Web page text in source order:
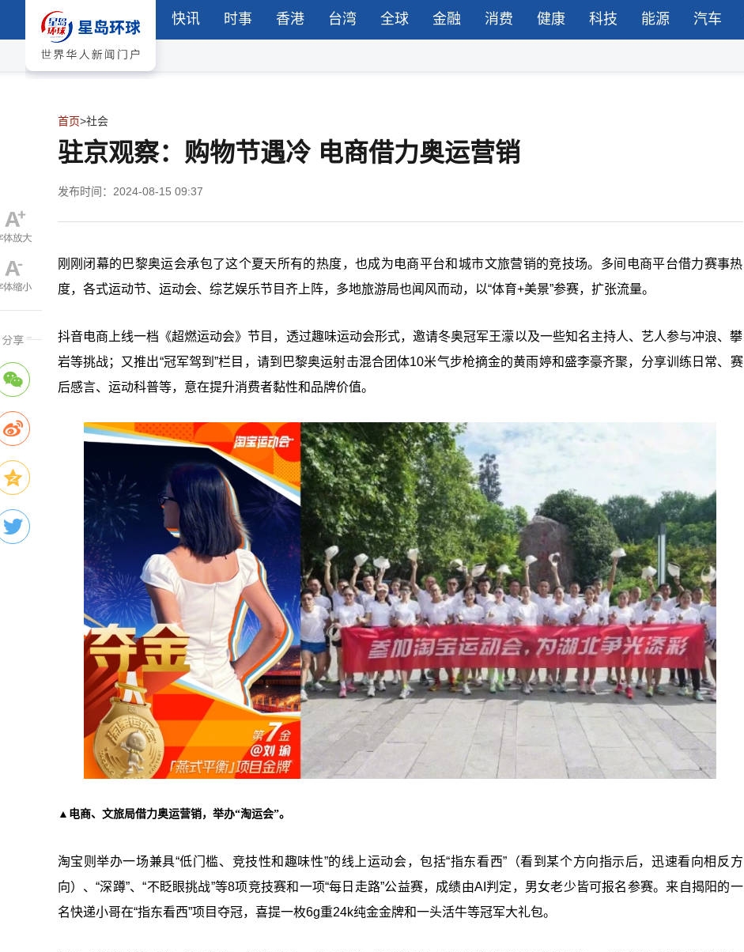
快讯 时事 香港 台湾 全球 金融 消费 健康 科技 能源 汽车
首页>社会
驻京观察：购物节遇冷 电商借力奥运营销
发布时间：2024-08-15 09:37
刚刚闭幕的巴黎奥运会承包了这个夏天所有的热度，也成为电商平台和城市文旅营销的竞技场。多间电商平台借力赛事热
度，各式运动节、运动会、综艺娱乐节目齐上阵，多地旅游局也闻风而动，以“体育+美景”参赛，扩张流量。
抖音电商上线一档《超燃运动会》节目，透过趣味运动会形式，邀请冬奥冠军王濛以及一些知名主持人、艺人参与冲浪、攀
岩等挑战；又推出“冠军驾到”栏目，请到巴黎奥运射击混合团体10米气步枪摘金的黄雨婷和盛李豪齐聚，分享训练日常、赛
后感言、运动科普等，意在提升消费者黏性和品牌价值。
▲电商、文旅局借力奥运营销，举办“淘运会”。
淘宝则举办一场兼具“低门槛、竞技性和趣味性”的线上运动会，包括“指东看西”（看到某个方向指示后，迅速看向相反方
向）、“深蹲”、“不眨眼挑战”等8项竞技赛和一项“每日走路”公益赛，成绩由AI判定，男女老少皆可报名参赛。来自揭阳的一
名快递小哥在“指东看西”项目夺冠，喜提一枚6g重24k纯金金牌和一头活牛等冠军大礼包。